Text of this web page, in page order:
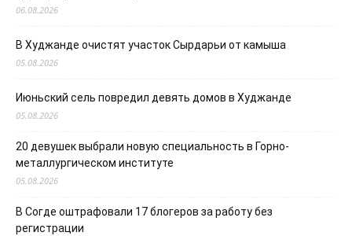
06.08.2026
В Худжанде очистят участок Сырдарьи от камыша
05.08.2026
Июньский сель повредил девять домов в Худжанде
05.08.2026
20 девушек выбрали новую специальность в Горно-
металлургическом институте
05.08.2026
В Согде оштрафовали 17 блогеров за работу без
регистрации